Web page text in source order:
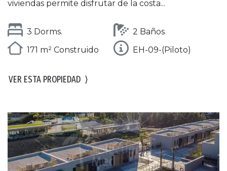
viviendas permite disfrutar de la costa...
3 Dorms.
2 Baños
171 m² Construido
EH-09-(Piloto)
VER ESTA PROPIEDAD ⟩